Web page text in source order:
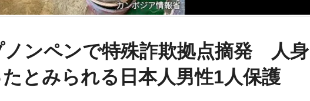
ノンペンで特殊詐欺拠点摘発 人身
とみられる日本人男性1人保護